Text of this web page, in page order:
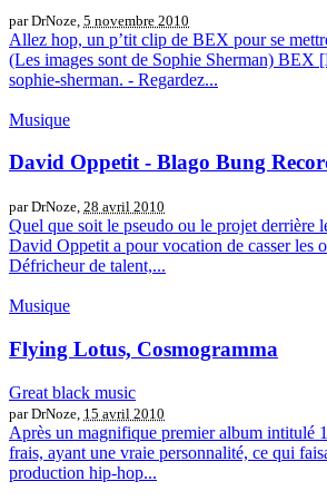
par DrNoze, 5 novembre 2010
Allez hop, un p’tit clip de BEX pour se
(Les images sont de Sophie Sherman) BEX
sophie-sherman. - Regardez...
Musique
David Oppetit - Blago Bung
par DrNoze, 28 avril 2010
Quel que soit le pseudo ou le projet derrière
David Oppetit a pour vocation de casser les
Défricheur de talent,...
Musique
Flying Lotus, Cosmogramma
Great black music
par DrNoze, 15 avril 2010
Après un magnifique premier album intitulé
frais, ayant une vraie personnalité, ce qui
production hip-hop...